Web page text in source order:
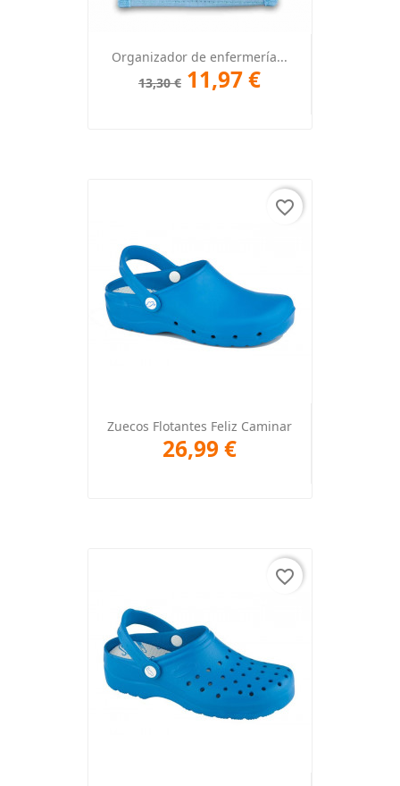
Organizador de enfermería...
13,30 € 11,97 €
Zuecos Flotantes Feliz Caminar
26,99 €
favorite_border
favorite_border